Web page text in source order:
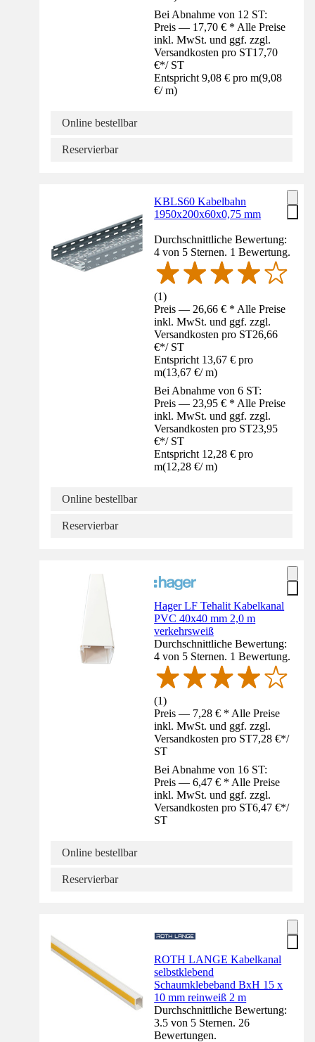
Bei Abnahme von 12 ST:
Preis — 17,70 € * Alle Preise
inkl. MwSt. und ggf. zzgl.
Versandkosten pro ST17,70
€*/ ST
Entspricht 9,08 € pro m(9,08
€/ m)
Online bestellbar
Reservierbar
KBLS60 Kabelbahn
1950x200x60x0,75 mm
Durchschnittliche Bewertung:
4 von 5 Sternen. 1 Bewertung.
(1)
Preis — 26,66 € * Alle Preise
inkl. MwSt. und ggf. zzgl.
Versandkosten pro ST26,66
€*/ ST
Entspricht 13,67 € pro
m(13,67 €/ m)
Bei Abnahme von 6 ST:
Preis — 23,95 € * Alle Preise
inkl. MwSt. und ggf. zzgl.
Versandkosten pro ST23,95
€*/ ST
Entspricht 12,28 € pro
m(12,28 €/ m)
Online bestellbar
Reservierbar
Hager LF Tehalit Kabelkanal
PVC 40x40 mm 2,0 m
verkehrsweiß
Durchschnittliche Bewertung:
4 von 5 Sternen. 1 Bewertung.
(1)
Preis — 7,28 € * Alle Preise
inkl. MwSt. und ggf. zzgl.
Versandkosten pro ST7,28 €*/
ST
Bei Abnahme von 16 ST:
Preis — 6,47 € * Alle Preise
inkl. MwSt. und ggf. zzgl.
Versandkosten pro ST6,47 €*/
ST
Online bestellbar
Reservierbar
ROTH LANGE Kabelkanal
selbstklebend
Schaumklebeband BxH 15 x
10 mm reinweiß 2 m
Durchschnittliche Bewertung:
3.5 von 5 Sternen. 26
Bewertungen.